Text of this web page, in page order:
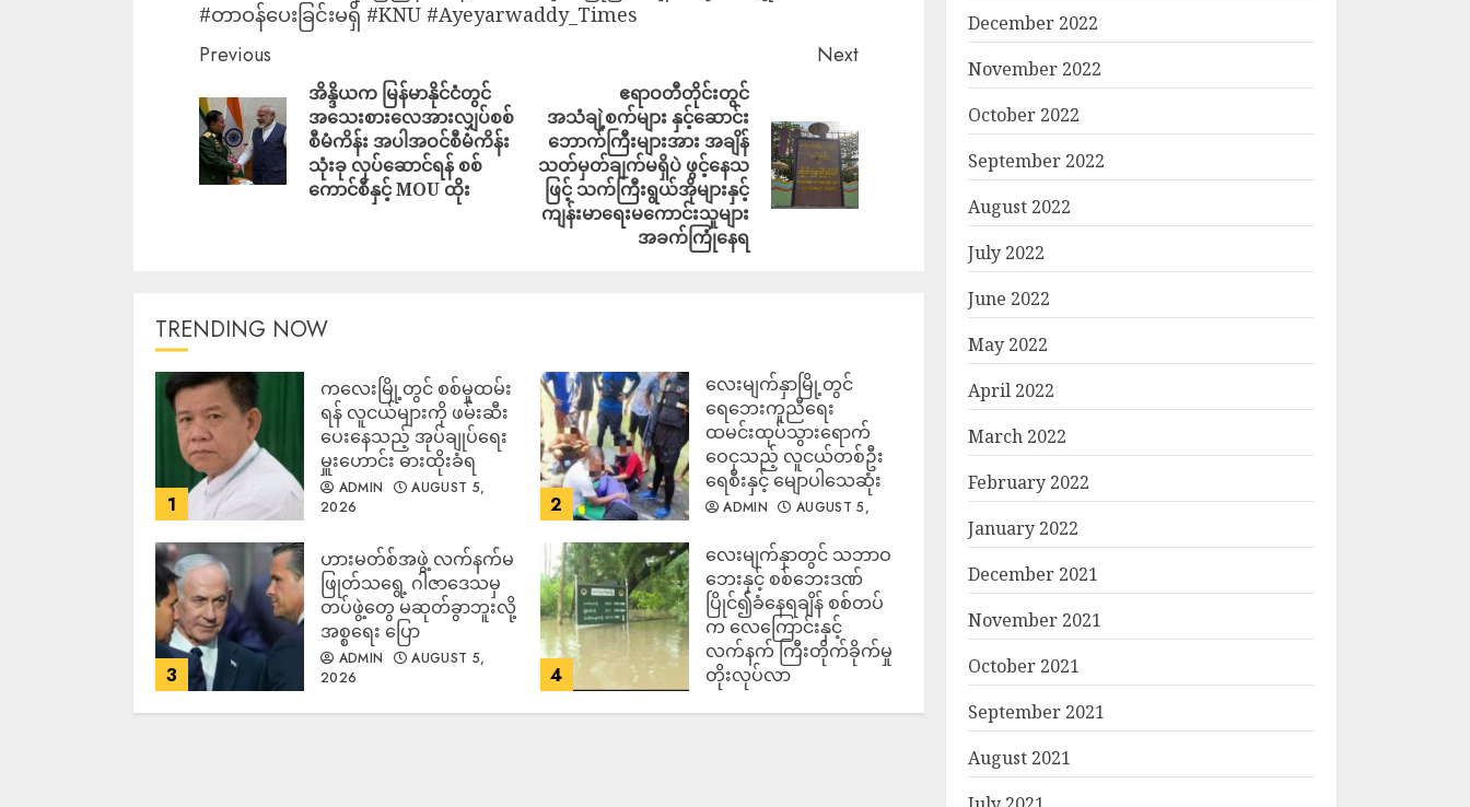
#တာဝန်ပေးခြင်းမရှိ #KNU #Ayeyarwaddy_Times
Previous
အိန္ဒိယက မြန်မာနိုင်ငံတွင်
အသေးစားလေအားလျှပ်စစ်
စီမံကိန်း အပါအဝင်စီမံကိန်း
သုံးခု လုပ်ဆောင်ရန် စစ်
ကောင်စီနှင့် MOU ထိုး
Next
ဧရာဝတီတိုင်းတွင်
အသံချဲ့စက်များ နှင့်ဆောင်း
ဘောက်ကြီးများအား အချိန်
သတ်မှတ်ချက်မရှိပဲ ဖွင့်နေသ
ဖြင့် သက်ကြီးရွယ်အိုများနှင့်
ကျန်းမာရေးမကောင်းသူများ
အခက်ကြုံနေရ
TRENDING NOW
1
ကလေးမြို့တွင် စစ်မှုထမ်း
ရန် လူငယ်များကို ဖမ်းဆီး
ပေးနေသည့် အုပ်ချုပ်ရေး
မှူးဟောင်း ဓားထိုးခံရ
ADMIN
AUGUST 5,
2026
2
လေးမျက်နှာမြို့တွင်
ရေဘေးကူညီရေး
ထမင်းထုပ်သွားရောက်
ဝေငှသည့် လူငယ်တစ်ဦး
ရေစီးနှင့် မျောပါသေဆုံး
ADMIN
AUGUST 5,
3
ဟားမတ်စ်အဖွဲ့ လက်နက်မ
ဖြုတ်သရွေ့ ဂါဇာဒေသမှ
တပ်ဖွဲ့တွေ မဆုတ်ခွာဘူးလို့
အစ္စရေး ပြော
ADMIN
AUGUST 5,
2026
4
‎လေးမျက်နှာတွင် သဘာဝ
ဘေးနှင့် စစ်ဘေးဒဏ်
ပြိုင်၍ခံနေရချိန် စစ်တပ်
က လေကြောင်းနှင့်
လက်နက် ကြီးတိုက်ခိုက်မှု
တိုးလုပ်လာ
December 2022
November 2022
October 2022
September 2022
August 2022
July 2022
June 2022
May 2022
April 2022
March 2022
February 2022
January 2022
December 2021
November 2021
October 2021
September 2021
August 2021